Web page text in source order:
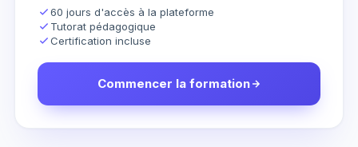
60 jours d'accès à la plateforme
Tutorat pédagogique
Certification incluse
Commencer la formation